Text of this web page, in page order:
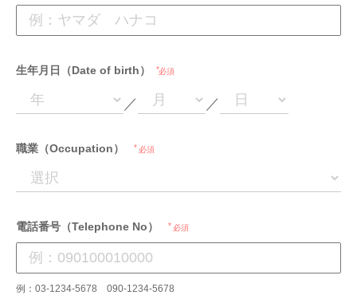
生年月日（Date of birth） 必須
／ ／
職業（Occupation） 必須
電話番号（Telephone No） 必須
例：03-1234-5678 090-1234-5678